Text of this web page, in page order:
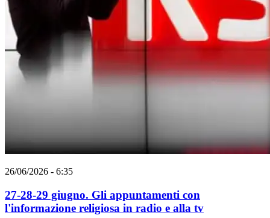
26/06/2026 - 6:35
27-28-29 giugno. Gli appuntamenti con
l'informazione religiosa in radio e alla tv